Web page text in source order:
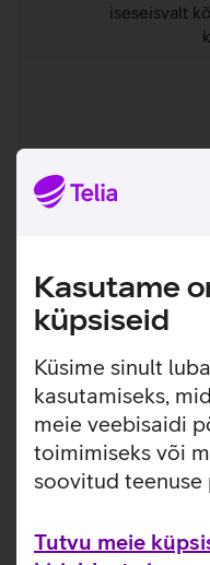
Kasutame
küpsiseid
Küsime sinult
kasutamiseks,
meie veebisaidi
toimimiseks või
soovitud teenuse
Tutvu meie
iseseisvalt
Hea teada